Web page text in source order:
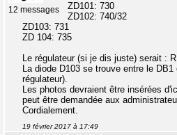
12 messages
ZD101: 730
ZD102: 740/32
ZD103: 731
ZD 104: 735
Le régulateur (si je dis juste) serait :
La diode D103 se trouve entre le
régulateur).
Les photos devraient être insérées
peut être demandée aux
Cordialement.
19 février 2017 à 17:49